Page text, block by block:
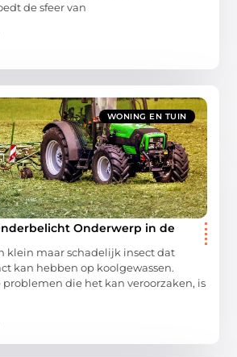
de sfeer van
WONING EN TUIN
Onderwerp in de
klein maar schadelijk insect dat
kan hebben op koolgewassen.
die het kan veroorzaken, is